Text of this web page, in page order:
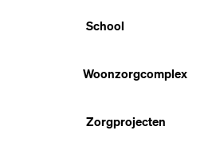
School
Woonzorgcomplex
Zorgprojecten